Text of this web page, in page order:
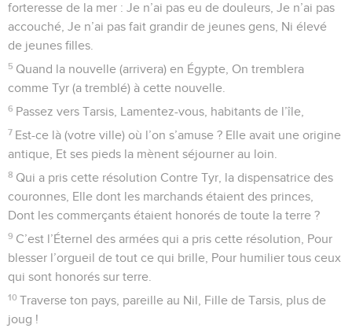
forteresse de la mer : Je n’ai pas eu de douleurs, Je n’ai pas
accouché, Je n’ai pas fait grandir de jeunes gens, Ni élevé
de jeunes filles.
5 Quand la nouvelle (arrivera) en Égypte, On tremblera
comme Tyr (a tremblé) à cette nouvelle.
6 Passez vers Tarsis, Lamentez-vous, habitants de l’île,
7 Est-ce là (votre ville) où l’on s’amuse ? Elle avait une origine
antique, Et ses pieds la mènent séjourner au loin.
8 Qui a pris cette résolution Contre Tyr, la dispensatrice des
couronnes, Elle dont les marchands étaient des princes,
Dont les commerçants étaient honorés de toute la terre ?
9 C’est l’Éternel des armées qui a pris cette résolution, Pour
blesser l’orgueil de tout ce qui brille, Pour humilier tous ceux
qui sont honorés sur terre.
10 Traverse ton pays, pareille au Nil, Fille de Tarsis, plus de
joug !